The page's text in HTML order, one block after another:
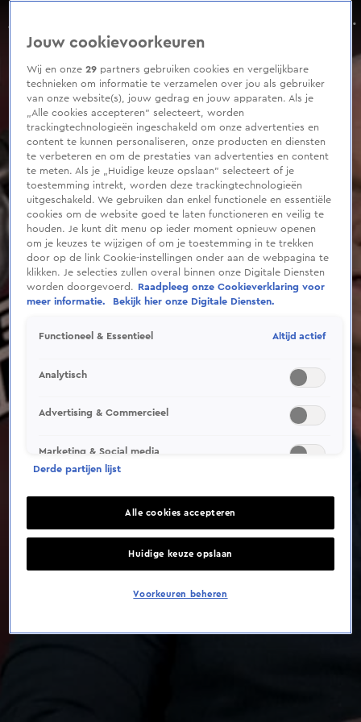
Evert Santegoeds: 'Linda de Mol is heel erg verdrietig'
Seizoen 2022
of
seconds
Jouw cookievoorkeuren
Wij en onze29 partners gebruiken cookies en vergelijkbare
technieken om informatie te verzamelen over jou als gebruiker
van onze website(s), jouw gedrag en jouw apparaten. Als je
„Alle cookies accepteren” selecteert, worden
trackingtechnologieën ingeschakeld om onze advertenties en
content te kunnen personaliseren, onze producten en diensten
te verbeteren en om de prestaties van advertenties en content
te meten. Als je „Huidige keuze opslaan” selecteert of je
toestemming intrekt, worden deze trackingtechnologieën
uitgeschakeld. We gebruiken dan enkel functionele en essentiële
cookies om de website goed te laten functioneren en veilig te
houden. Je kunt dit menu op ieder moment opnieuw openen
om je keuzes te wijzigen of om je toestemming in te trekken
door op de link Cookie-instellingen onder aan de webpagina te
klikken. Je selecties zullen overal binnen onze Digitale Diensten
worden doorgevoerd.
Raadpleeg onze Cookieverklaring voor
meer informatie.
Bekijk hier onze Digitale Diensten.
Functioneel & Essentieel Altijd actief
Analytisch
Advertising & Commercieel
Marketing & Social media
Derde partijen lijst
Alle cookies accepteren
Huidige keuze opslaan
Voorkeuren beheren